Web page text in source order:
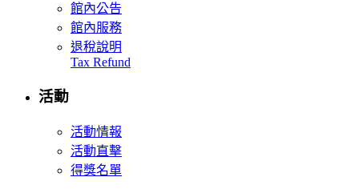
館內公告
館內服務
退稅說明
Tax Refund
活動
活動情報
活動直擊
得獎名單